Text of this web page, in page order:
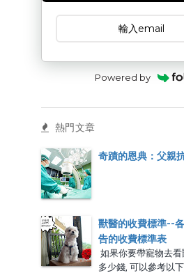
Powered by
熱門文章
奇蹟的恩典：父親
獸醫的收費標準--
告的收費標準表
如果你要帶寵物去
多少錢, 可以參考以